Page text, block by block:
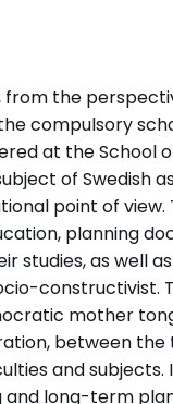
from the
compulsory
at the School
of Swedish
point of
planning
studies, as well
constructivist.
mother
between
and
long-term